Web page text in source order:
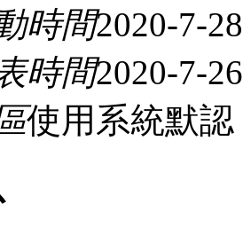
時間2020-7-
時間2020-7-
使用系統默認